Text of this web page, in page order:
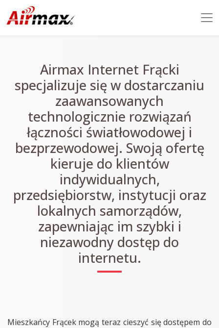
Airmax Internet Frącki
specjalizuje się w dostarczaniu
zaawansowanych
technologicznie rozwiązań
łączności światłowodowej i
bezprzewodowej. Swoją ofertę
kieruje do klientów
indywidualnych,
przedsiębiorstw, instytucji oraz
lokalnych samorządów,
zapewniając im szybki i
niezawodny dostęp do
internetu.
Mieszkańcy Frącek mogą teraz cieszyć się dostępem do